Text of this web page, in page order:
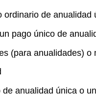
de
pago único de
(para anualidades)
anualidad única o